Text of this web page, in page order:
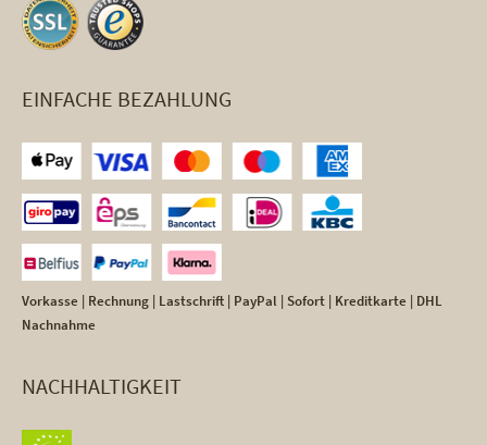
EINFACHE BEZAHLUNG
Vorkasse | Rechnung | Lastschrift | PayPal | Sofort | Kreditkarte | DHL
Nachnahme
NACHHALTIGKEIT